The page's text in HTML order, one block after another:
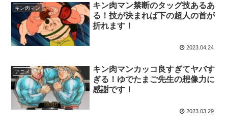
キン肉マン
キン肉マン禁断のタッグ技あるあ
る！技が決まれば下の超人の首が
折れます！
2023.04.24
アニメ
キン肉マンカッコ良すぎてヤバす
ぎる！ゆでたまご先生の想像力に
感謝です！
2023.03.29